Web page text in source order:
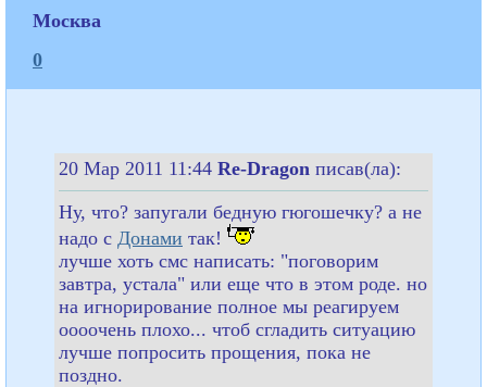
Москва
0
20 Мар 2011 11:44 Re-Dragon писав(ла):
Ну, что? запугали бедную гюгошечку? а не
надо с Донами так!
лучше хоть смс написать: "поговорим
завтра, устала" или еще что в этом роде. но
на игнорирование полное мы реагируем
оооочень плохо... чтоб сгладить ситуацию
лучше попросить прощения, пока не
поздно.